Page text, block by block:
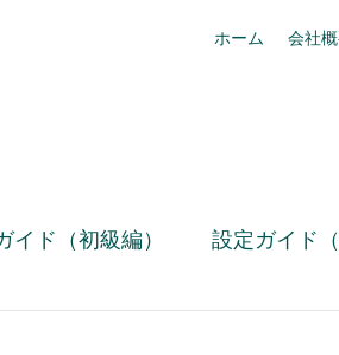
ホーム 会社
イド（初級編） 設定ガイド（